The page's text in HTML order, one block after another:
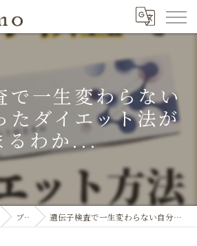
で一生変わらない
たダイエット法が
るわか...
ブログ 遺伝子検査で一生変わらない自分に合ったダイエット法がまるわか...